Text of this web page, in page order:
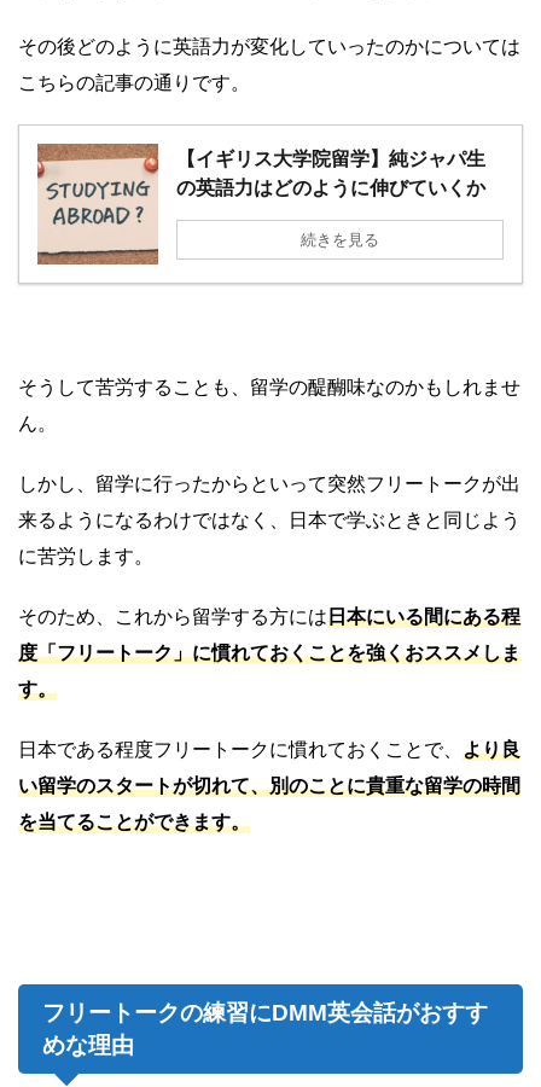
その後どのように英語力が変化していったのかについては
こちらの記事の通りです。
【イギリス大学院留学】純ジャパ生
の英語力はどのように伸びていくか
続きを見る
そうして苦労することも、留学の醍醐味なのかもしれませ
ん。
しかし、留学に行ったからといって突然フリートークが出
来るようになるわけではなく、日本で学ぶときと同じよう
に苦労します。
そのため、これから留学する方には日本にいる間にある程
度「フリートーク」に慣れておくことを強くおススメしま
す。
日本である程度フリートークに慣れておくことで、 より良
い留学のスタートが切れて、別のことに貴重な留学の時間
を当てることができます。
フリートークの練習にDMM英会話がおすす
めな理由